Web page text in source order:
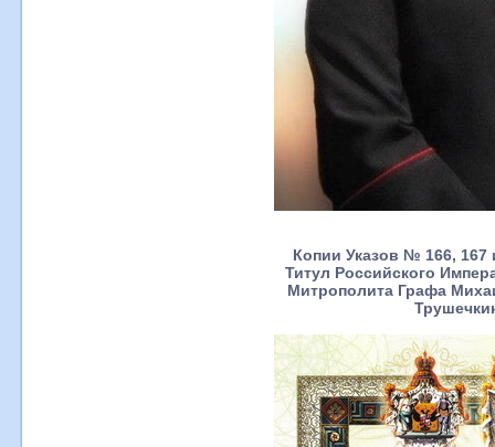
Копии Указов № 166, 167
Титул Российского
Митрополита Графа